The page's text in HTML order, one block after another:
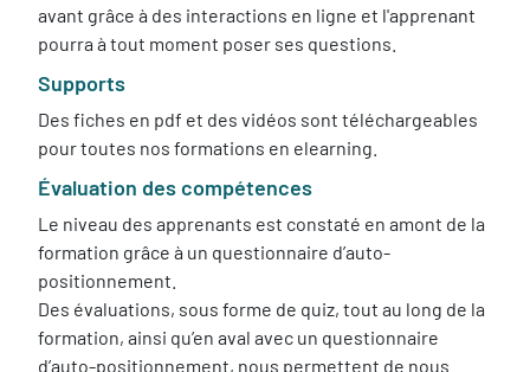
avant grâce à des interactions en ligne et l'apprenant
pourra à tout moment poser ses questions.
Supports
Des fiches en pdf et des vidéos sont téléchargeables
pour toutes nos formations en elearning.
Évaluation des compétences
Le niveau des apprenants est constaté en amont de la
formation grâce à un questionnaire d’auto-
positionnement.
Des évaluations, sous forme de quiz, tout au long de la
formation, ainsi qu’en aval avec un questionnaire
d’auto-positionnement, nous permettent de nous